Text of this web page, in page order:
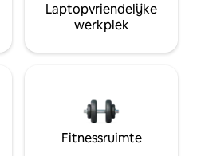
Laptopvriendelijke
werkplek
Fitnessruimte